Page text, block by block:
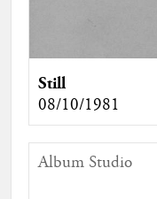
Still
08/10/1981
Album Studio